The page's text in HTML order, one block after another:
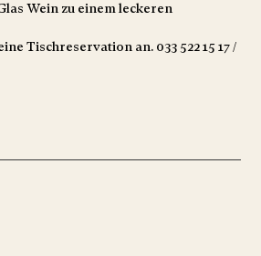
Wein zu einem leckeren
Tischreservation an. 033 522 15 17 /